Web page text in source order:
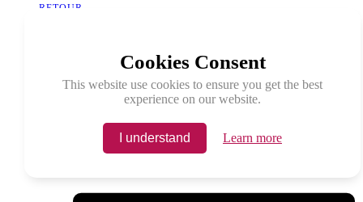
Cookies Consent
This website use cookies to ensure you get the best
experience on our website.
I understand Learn more
RETOUR